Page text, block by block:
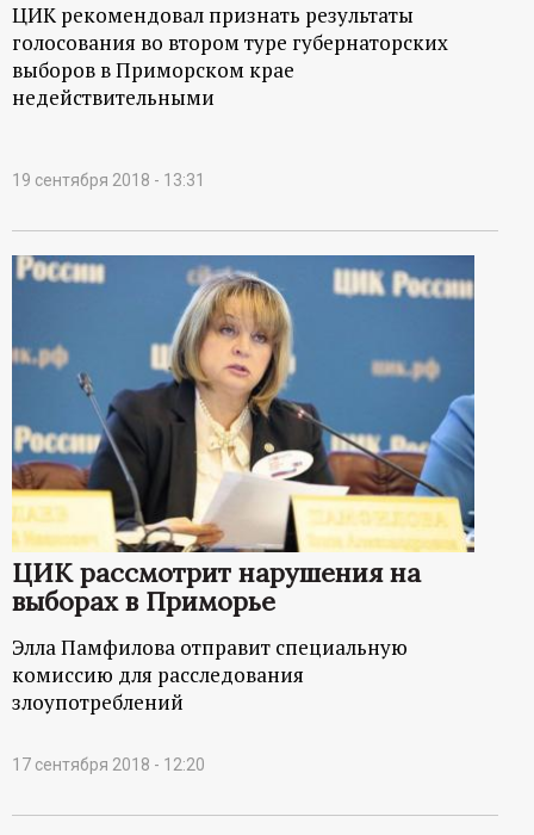
ЦИК рекомендовал признать результаты
голосования во втором туре губернаторских
выборов в Приморском крае
недействительными
19 сентября 2018 - 13:31
ЦИК рассмотрит нарушения на
выборах в Приморье
Элла Памфилова отправит специальную
комиссию для расследования
злоупотреблений
17 сентября 2018 - 12:20